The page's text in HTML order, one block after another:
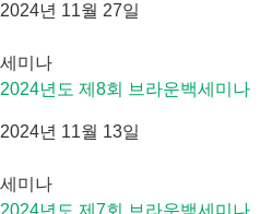
2024년 11월 27일
세미나
2024년도 제8회 브라운백세미나
2024년 11월 13일
세미나
2024년도 제7회 브라운백세미나